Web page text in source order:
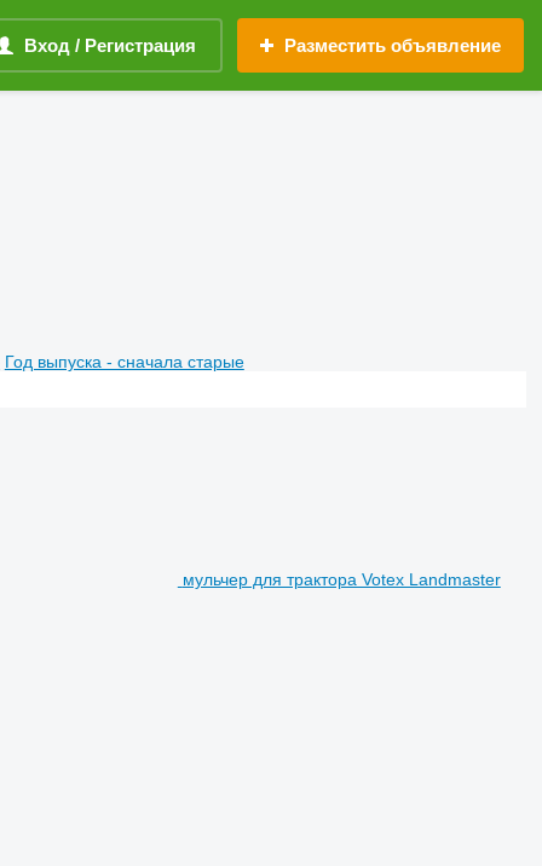
Вход / Регистрация Разместить объявление
Год выпуска - сначала старые
мульчер для трактора Votex Landmaster